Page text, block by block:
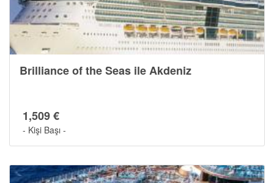
Brilliance of the Seas ile Akdeniz
1,509 €
- Kişi Başı -